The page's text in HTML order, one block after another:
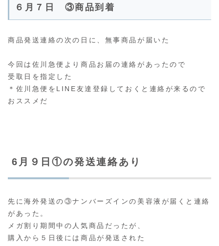
６月７日 ③商品到着
商品発送連絡の次の日に、無事商品が届いた
今回は佐川急便より商品お届の連絡があったので
受取日を指定した
＊佐川急便をLINE友達登録しておくと連絡が来るので
おススメだ
6月９日①の発送連絡あり
先に海外発送の③ナンバーズインの美容液が届くと連絡
があった。
メガ割り期間中の人気商品だったが、
購入から５日後には商品が発送された